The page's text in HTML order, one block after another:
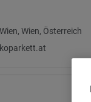
Wien, Österreich